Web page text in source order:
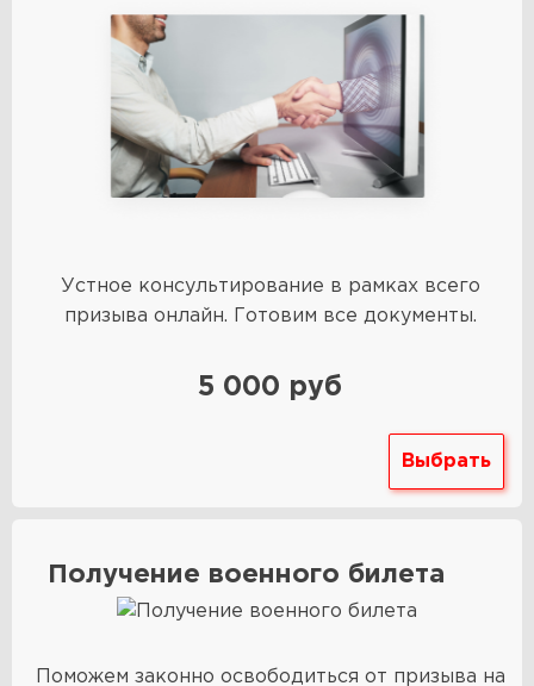
Устное консультирование в рамках всего
призыва онлайн. Готовим все документы.
5 000 руб
Выбрать
Получение военного билета
Поможем законно освободиться от призыва на